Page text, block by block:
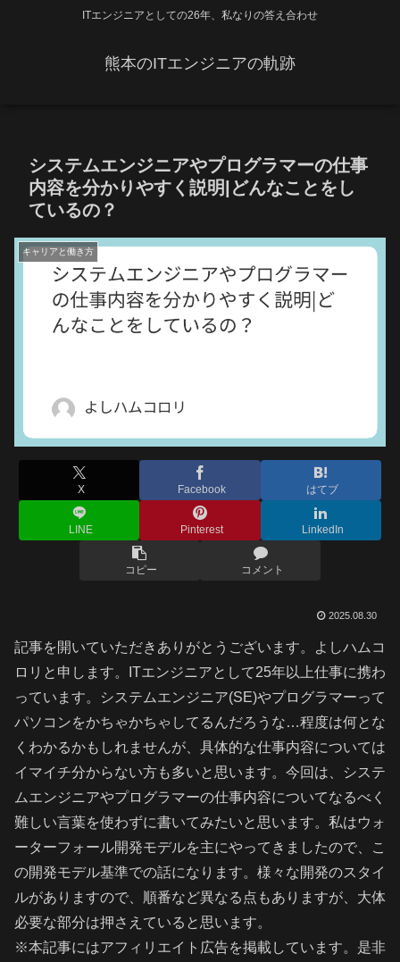
ITエンジニアとしての26年、私なりの答え合わせ
熊本のITエンジニアの軌跡
システムエンジニアやプログラマーの仕事
内容を分かりやすく説明|どんなことをし
ているの？
キャリアと働き方
X Facebook はてブ
LINE Pinterest LinkedIn
コピー コメント
2025.08.30
記事を開いていただきありがとうございます。よしハムコ
ロリと申します。ITエンジニアとして25年以上仕事に携わ
っています。システムエンジニア(SE)やプログラマーって
パソコンをかちゃかちゃしてるんだろうな…程度は何とな
くわかるかもしれませんが、具体的な仕事内容については
イマイチ分からない方も多いと思います。今回は、システ
ムエンジニアやプログラマーの仕事内容についてなるべく
難しい言葉を使わずに書いてみたいと思います。私はウォ
ーターフォール開発モデルを主にやってきましたので、こ
の開発モデル基準での話になります。様々な開発のスタイ
ルがありますので、順番など異なる点もありますが、大体
必要な部分は押さえていると思います。
※本記事にはアフィリエイト広告を掲載しています。是非